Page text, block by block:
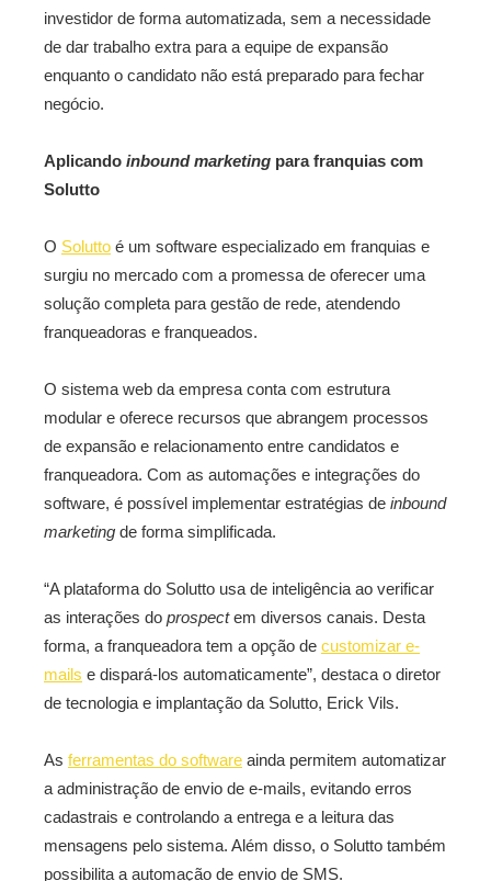
investidor de forma automatizada, sem a necessidade
de dar trabalho extra para a equipe de expansão
enquanto o candidato não está preparado para fechar
negócio.
Aplicando inbound marketing para franquias com
Solutto
O Solutto é um software especializado em franquias e
surgiu no mercado com a promessa de oferecer uma
solução completa para gestão de rede, atendendo
franqueadoras e franqueados.
O sistema web da empresa conta com estrutura
modular e oferece recursos que abrangem processos
de expansão e relacionamento entre candidatos e
franqueadora. Com as automações e integrações do
software, é possível implementar estratégias de inbound
marketing de forma simplificada.
“A plataforma do Solutto usa de inteligência ao verificar
as interações do prospectem diversos canais. Desta
forma, a franqueadora tem a opção de customizar e-
mails e dispará-los automaticamente”, destaca o diretor
de tecnologia e implantação da Solutto, Erick Vils.
As ferramentas do software ainda permitem automatizar
a administração de envio de e-mails, evitando erros
cadastrais e controlando a entrega e a leitura das
mensagens pelo sistema. Além disso, o Solutto também
possibilita a automação de envio de SMS.